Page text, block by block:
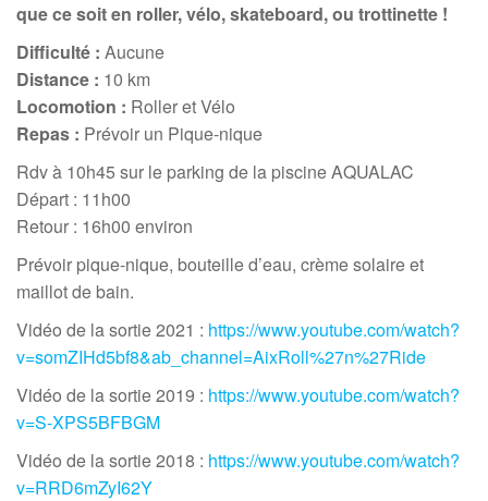
que ce soit en roller, vélo, skateboard, ou trottinette !
Difficulté : Aucune
Distance : 10 km
Locomotion : Roller et Vélo
Repas : Prévoir un Pique-nique
Rdv à 10h45 sur le parking de la piscine AQUALAC
Départ : 11h00
Retour : 16h00 environ
Prévoir pique-nique, bouteille d’eau, crème solaire et
maillot de bain.
Vidéo de la sortie 2021 : https://www.youtube.com/watch?
v=somZIHd5bf8&ab_channel=AixRoll%27n%27Ride
Vidéo de la sortie 2019 : https://www.youtube.com/watch?
v=S-XPS5BFBGM
Vidéo de la sortie 2018 : https://www.youtube.com/watch?
v=RRD6mZyI62Y